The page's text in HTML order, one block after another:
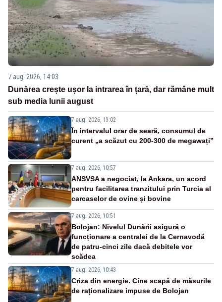
7 aug. 2026, 14:03
Dunărea crește ușor la intrarea în țară, dar rămâne mult
sub media lunii august
7 aug. 2026, 13:02
În intervalul orar de seară, consumul de
curent „a scăzut cu 200-300 de megawați”
7 aug. 2026, 10:57
ANSVSA a negociat, la Ankara, un acord
pentru facilitarea tranzitului prin Turcia al
carcaselor de ovine și bovine
7 aug. 2026, 10:51
Bolojan: Nivelul Dunării asigură o
funcționare a centralei de la Cernavodă
de patru-cinci zile dacă debitele vor
scădea
7 aug. 2026, 10:43
Criza din energie. Cine scapă de măsurile
de raționalizare impuse de Bolojan